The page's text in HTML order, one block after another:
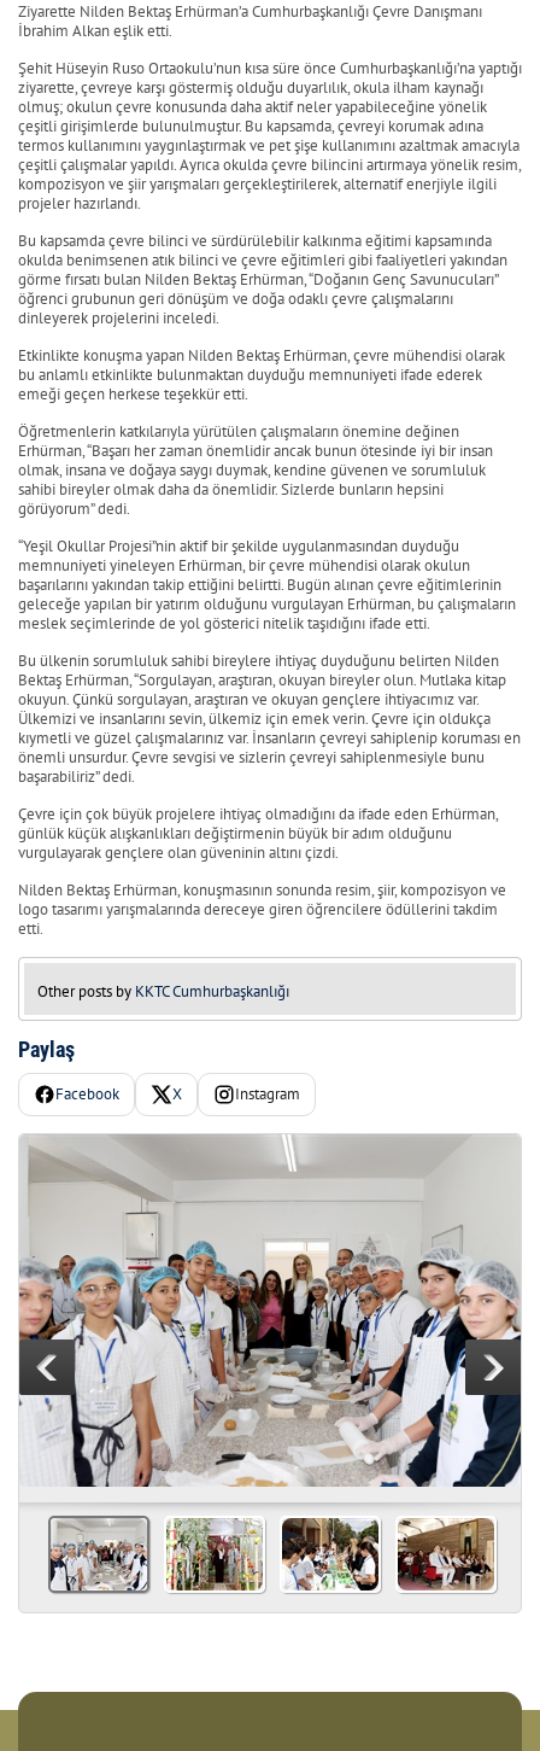
Ziyarette Nilden Bektaş Erhürman’a Cumhurbaşkanlığı Çevre Danışmanı
İbrahim Alkan eşlik etti.
Şehit Hüseyin Ruso Ortaokulu’nun kısa süre önce Cumhurbaşkanlığı’na yaptığı
ziyarette, çevreye karşı göstermiş olduğu duyarlılık, okula ilham kaynağı
olmuş; okulun çevre konusunda daha aktif neler yapabileceğine yönelik
çeşitli girişimlerde bulunulmuştur. Bu kapsamda, çevreyi korumak adına
termos kullanımını yaygınlaştırmak ve pet şişe kullanımını azaltmak amacıyla
çeşitli çalışmalar yapıldı. Ayrıca okulda çevre bilincini artırmaya yönelik resim,
kompozisyon ve şiir yarışmaları gerçekleştirilerek, alternatif enerjiyle ilgili
projeler hazırlandı.
Bu kapsamda çevre bilinci ve sürdürülebilir kalkınma eğitimi kapsamında
okulda benimsenen atık bilinci ve çevre eğitimleri gibi faaliyetleri yakından
görme fırsatı bulan Nilden Bektaş Erhürman, “Doğanın Genç Savunucuları”
öğrenci grubunun geri dönüşüm ve doğa odaklı çevre çalışmalarını
dinleyerek projelerini inceledi.
Etkinlikte konuşma yapan Nilden Bektaş Erhürman, çevre mühendisi olarak
bu anlamlı etkinlikte bulunmaktan duyduğu memnuniyeti ifade ederek
emeği geçen herkese teşekkür etti.
Öğretmenlerin katkılarıyla yürütülen çalışmaların önemine değinen
Erhürman, “Başarı her zaman önemlidir ancak bunun ötesinde iyi bir insan
olmak, insana ve doğaya saygı duymak, kendine güvenen ve sorumluluk
sahibi bireyler olmak daha da önemlidir. Sizlerde bunların hepsini
görüyorum” dedi.
“Yeşil Okullar Projesi”nin aktif bir şekilde uygulanmasından duyduğu
memnuniyeti yineleyen Erhürman, bir çevre mühendisi olarak okulun
başarılarını yakından takip ettiğini belirtti. Bugün alınan çevre eğitimlerinin
geleceğe yapılan bir yatırım olduğunu vurgulayan Erhürman, bu çalışmaların
meslek seçimlerinde de yol gösterici nitelik taşıdığını ifade etti.
Bu ülkenin sorumluluk sahibi bireylere ihtiyaç duyduğunu belirten Nilden
Bektaş Erhürman, “Sorgulayan, araştıran, okuyan bireyler olun. Mutlaka kitap
okuyun. Çünkü sorgulayan, araştıran ve okuyan gençlere ihtiyacımız var.
Ülkemizi ve insanlarını sevin, ülkemiz için emek verin. Çevre için oldukça
kıymetli ve güzel çalışmalarınız var. İnsanların çevreyi sahiplenip koruması en
önemli unsurdur. Çevre sevgisi ve sizlerin çevreyi sahiplenmesiyle bunu
başarabiliriz” dedi.
Çevre için çok büyük projelere ihtiyaç olmadığını da ifade eden Erhürman,
günlük küçük alışkanlıkları değiştirmenin büyük bir adım olduğunu
vurgulayarak gençlere olan güveninin altını çizdi.
Nilden Bektaş Erhürman, konuşmasının sonunda resim, şiir, kompozisyon ve
logo tasarımı yarışmalarında dereceye giren öğrencilere ödüllerini takdim
etti.
Other posts by KKTC Cumhurbaşkanlığı
Paylaş
Facebook X Instagram